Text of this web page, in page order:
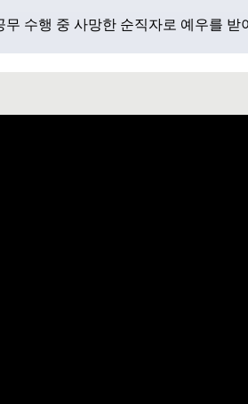
수행 중 사망한 순직자로 예우를